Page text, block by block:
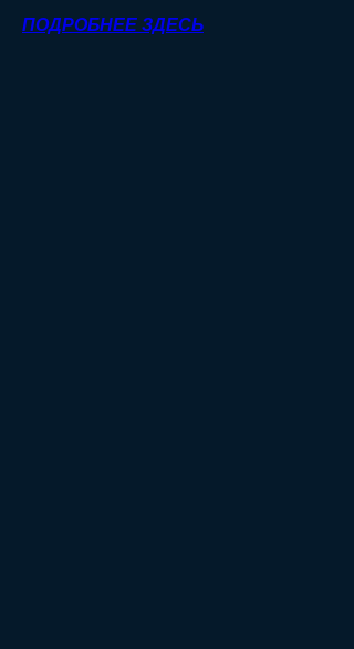
ПОДРОБНЕЕ ЗДЕСЬ